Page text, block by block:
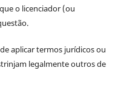
o licenciador (ou
aplicar termos jurídicos ou
legalmente outros de